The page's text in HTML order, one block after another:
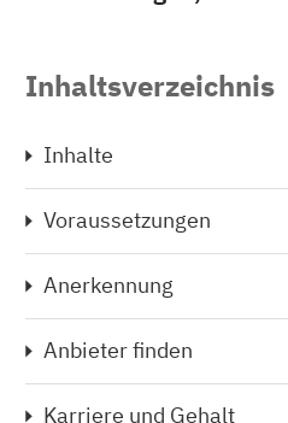
Inhaltsverzeichnis
Inhalte
Voraussetzungen
Anerkennung
Anbieter finden
Karriere und Gehalt